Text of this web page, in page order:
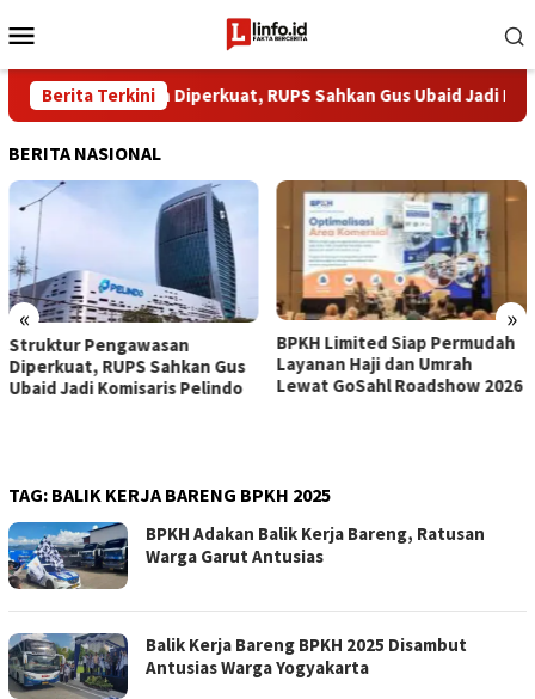
ke
Mobile
Berita Terkini
Pengawasan Diperkuat, RUPS Sahkan Gus Ubaid Jadi
BERITA NASIONAL
« »
BPKH Limited Siap Permudah
Layanan Haji dan Umrah
Lewat GoSahl Roadshow 2026
​8 Tahun Tanpa Celah,
Buktikan Transparansi
Pengelolaan Dana
TAG: BALIK KERJA BARENG BPKH 2025
BPKH Adakan Balik Kerja Bareng, Ratusan
Warga Garut Antusias
Balik Kerja Bareng BPKH 2025 Disambut
Antusias Warga Yogyakarta